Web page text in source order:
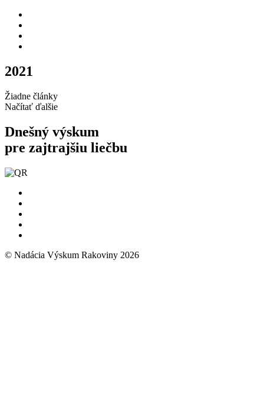
2021
Žiadne články
Načítať ďalšie
Dnešný výskum
pre zajtrajšiu liečbu
© Nadácia Výskum Rakoviny 2026